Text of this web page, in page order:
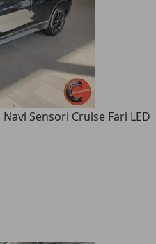
Sensori Cruise Fari LED